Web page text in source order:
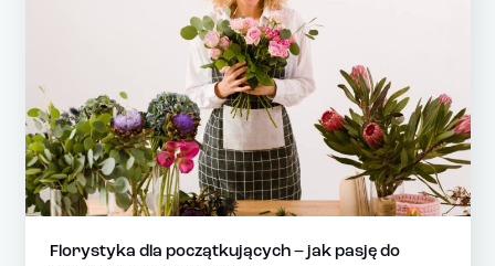
Florystyka dla początkujących – jak pasję do